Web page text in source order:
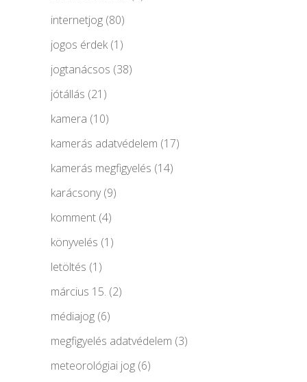
internetjog (80)
jogos érdek(1)
jogtanácsos (38)
jótállás (21)
kamera (10)
kamerás adatvédelem (17)
kamerás megfigyelés (14)
karácsony(9)
komment (4)
könyvelés (1)
letöltés (1)
március 15. (2)
médiajog (6)
megfigyelés adatvédelem (3)
meteorológiai jog (6)